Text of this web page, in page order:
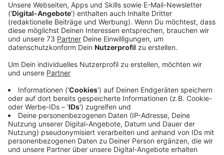
Veröffentlicht:Donnerstag, 05.03.2020 06:09
Anzeige
Nico aus Stadtlohn über den DJ Traum
Anzeige
Nicos DJ Name "Scheffwell" ist angelehnt an sein
nierländisches Idol DJ Hardwell, ein absoluter
Megastar. Und genau der hat Nicos Song "Love is